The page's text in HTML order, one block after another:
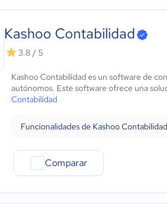
Kashoo Contabilidad
3.8 / 5
Kashoo Contabilidad es un software de
autónomos. Este software ofrece una
Contabilidad
Funcionalidades de Kashoo Contabilidad
Comparar